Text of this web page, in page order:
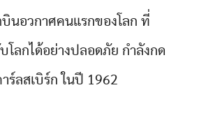
บินอวกาศคนแรกของโลก ที่
โลกได้อย่างปลอดภัย กำลังกด
าร์ลสเบิร์ก ในปี 1962